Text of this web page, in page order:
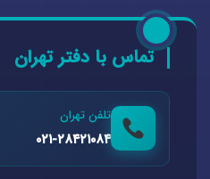
تماس با دفتر تهران
تلفن تهران
۰۲۱-۲۸۴۲۱۰۸۴